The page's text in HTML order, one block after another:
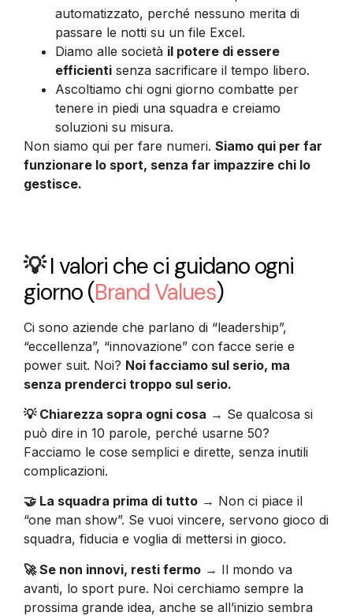
automatizzato, perché nessuno merita di
passare le notti su un file Excel.
Diamo alle società il potere di essere
efficienti senza sacrificare il tempo libero.
Ascoltiamo chi ogni giorno combatte per
tenere in piedi una squadra e creiamo
soluzioni su misura.
Non siamo qui per fare numeri. Siamo qui per far
funzionare lo sport, senza far impazzire chi lo
gestisce.
💡I valori che ci guidano ogni
giorno(Brand Values)
Ci sono aziende che parlano di “leadership”,
“eccellenza”, “innovazione” con facce serie e
power suit. Noi? Noi facciamo sul serio, ma
senza prenderci troppo sul serio.
💡 Chiarezza sopra ogni cosa → Se qualcosa si
può dire in 10 parole, perché usarne 50?
Facciamo le cose semplici e dirette, senza inutili
complicazioni.
🤝 La squadra prima di tutto → Non ci piace il
“one man show”. Se vuoi vincere, servono gioco di
squadra, fiducia e voglia di mettersi in gioco.
🚀 Se non innovi, resti fermo → Il mondo va
avanti, lo sport pure. Noi cerchiamo sempre la
prossima grande idea, anche se all’inizio sembra